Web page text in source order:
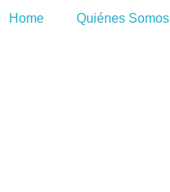
Home Quiénes Somos